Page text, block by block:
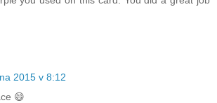
2015 v 8:12
😄